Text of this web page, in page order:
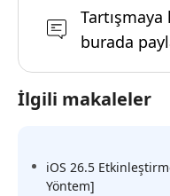
Tartışmaya
burada
İlgili makaleler
iOS 26.5
Yöntem]